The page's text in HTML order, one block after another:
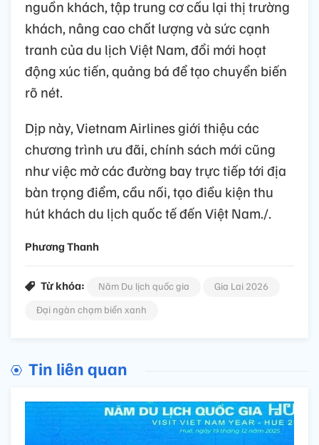
nguồn khách, tập trung cơ cấu lại thị trường
khách, nâng cao chất lượng và sức cạnh
tranh của du lịch Việt Nam, đổi mới hoạt
động xúc tiến, quảng bá để tạo chuyển biến
rõ nét.
Dịp này, Vietnam Airlines giới thiệu các
chương trình ưu đãi, chính sách mới cũng
như việc mở các đường bay trực tiếp tới địa
bàn trọng điểm, cầu nối, tạo điều kiện thu
hút khách du lịch quốc tế đến Việt Nam./.
Phương Thanh
Từ khóa: Năm Du lịch quốc gia
Gia Lai 2026
Đại ngàn chạm biển xanh
Tin liên quan